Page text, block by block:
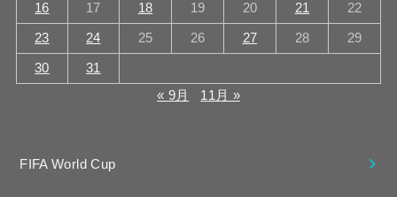
16 17 18 19 20 21 22
23 24 25 26 27 28 29
30
31
« 9月
11月 »
FIFA World Cup